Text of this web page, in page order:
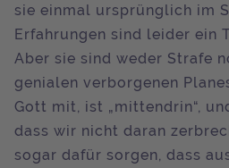
sie einmal ursprünglich im
Erfahrungen sind leider ein
Aber sie sind weder Strafe
genialen verborgenen
Gott mit, ist „mittendrin“,
dass wir nicht daran
sogar dafür sorgen, dass